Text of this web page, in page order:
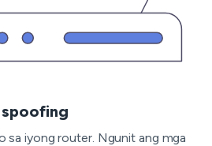
sa iyong router. Ngunit ang mga